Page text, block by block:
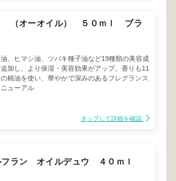
（オーオイル） ５０ｍｌ ブラ
、ヒマシ油、ツバキ種子油など19種類の美容成
加し、より保湿・美容効果がアップ。香りも11
精油を使い、華やかで深みのあるフレグランス
ューアル
タップして詳細を確認
フラン オイルデュウ ４０ｍｌ